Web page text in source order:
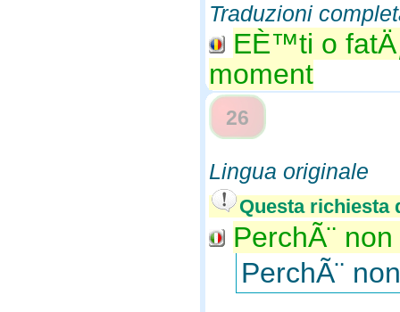
Traduzioni
EÈ™ti o
moment
26
Lingua originale
Questa richiesta
PerchÃ¨
PerchÃ¨